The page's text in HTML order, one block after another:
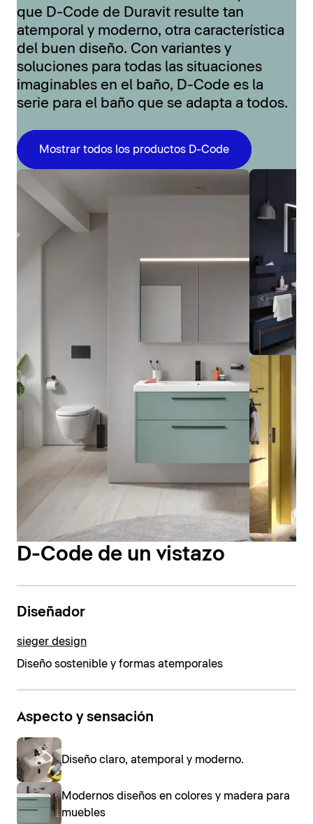
que D-Code de Duravit resulte tan
atemporal y moderno, otra característica
del buen diseño. Con variantes y
soluciones para todas las situaciones
imaginables en el baño, D-Code es la
serie para el baño que se adapta a todos.
Mostrar todos los productos D-Code
D-Code de un vistazo
Diseñador
sieger design
Diseño sostenible y formas atemporales
Aspecto y sensación
Diseño claro, atemporal y moderno.
Modernos diseños en colores y madera para
muebles